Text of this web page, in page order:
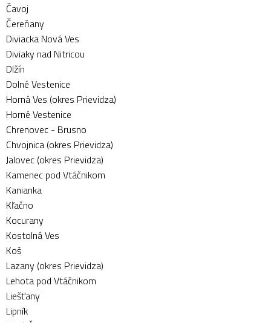
Čavoj
Čereňany
Diviacka Nová Ves
Diviaky nad Nitricou
Dlžín
Dolné Vestenice
Horná Ves (okres Prievidza)
Horné Vestenice
Chrenovec - Brusno
Chvojnica (okres Prievidza)
Jalovec (okres Prievidza)
Kamenec pod Vtáčnikom
Kanianka
Kľačno
Kocurany
Kostolná Ves
Koš
Lazany (okres Prievidza)
Lehota pod Vtáčnikom
Liešťany
Lipník